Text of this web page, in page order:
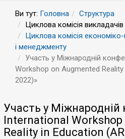
Ви тут: Головна
Структура
Циклова комісія викладачів
Циклова комісія
і менеджменту
Участь у Міжнародній
Workshop on Augmented Reality
2022)»
Участь у Міжнародній
International
Reality in Education